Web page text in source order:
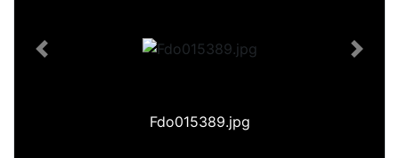
Fdo015389.jpg
Previous Next